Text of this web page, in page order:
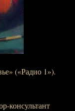
(«Радио 1»).
консультант